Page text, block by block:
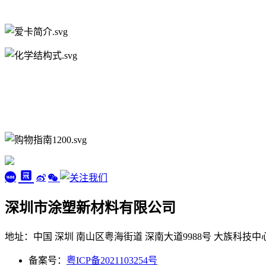
深圳市涂塑新材料有限公司
地址：中国 深圳 南山区粤海街道 深南大道9988号 大族科技中
备案号： 粤ICP备2021103254号